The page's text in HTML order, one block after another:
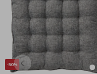
50